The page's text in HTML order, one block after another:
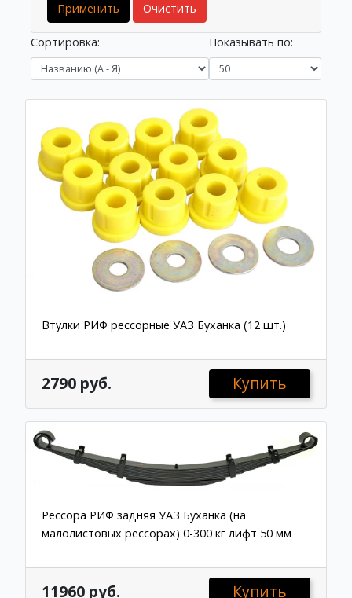
Применить Очистить
Сортировка: Показывать по:
Втулки РИФ рессорные УАЗ Буханка (12 шт.)
2790 руб. Купить
Рессора РИФ задняя УАЗ Буханка (на
малолистовых рессорах) 0-300 кг лифт 50 мм
11960 руб. Купить